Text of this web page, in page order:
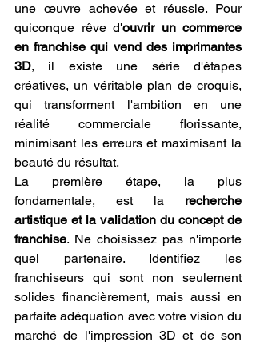
une œuvre achevée et réussie. Pour
quiconque rêve d'ouvrir un commerce
en franchise qui vend des imprimantes
3D, il existe une série d'étapes
créatives, un véritable plan de croquis,
qui transforment l'ambition en une
réalité commerciale florissante,
minimisant les erreurs et maximisant la
beauté du résultat.
La première étape, la plus
fondamentale, est la recherche
artistique et la validation du concept de
franchise. Ne choisissez pas n'importe
quel partenaire. Identifiez les
franchiseurs qui sont non seulement
solides financièrement, mais aussi en
parfaite adéquation avec votre vision du
marché de l'impression 3D et de son